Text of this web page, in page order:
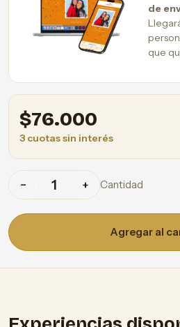
de
que
$76.000
3 cuotas sin interés
− + Cantidad
Agregar al